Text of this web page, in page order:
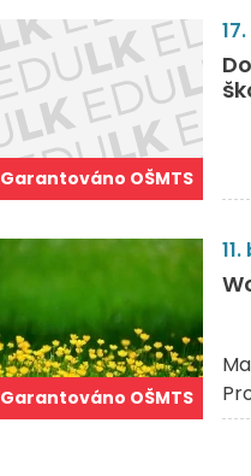
Garantováno OŠMTS
Garantováno OŠMTS